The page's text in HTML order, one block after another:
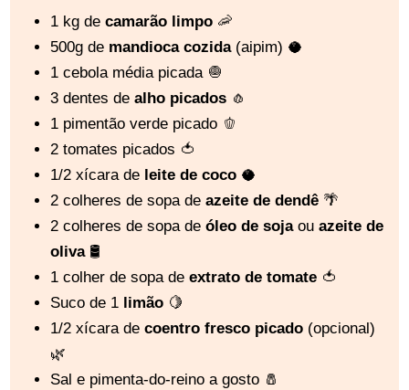
1 kg decamarão limpo 🦐
500g de mandioca cozida(aipim) 🥥
1 cebola média picada 🧅
3 dentes dealho picados 🧄
1 pimentão verde picado 🫑
2 tomates picados 🍅
1/2 xícara de leite de coco 🥥
2 colheres de sopa deazeite de dendê 🌴
2 colheres de sopa deóleo de sojaouazeite de
oliva🛢️
1 colher de sopa deextrato de tomate 🍅
Suco de 1 limão 🍋
1/2 xícara decoentro fresco picado (opcional)
🌿
Sal e pimenta-do-reino a gosto 🧂